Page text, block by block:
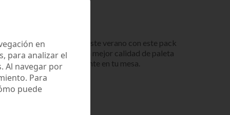
en tu mesa este verano con este pack
Disfrutarás de la mejor calidad de paleta
para servir directamente en tu mesa.
de paleta 100% bellota.
en
para analizar el
Al navegar por
Para
puede